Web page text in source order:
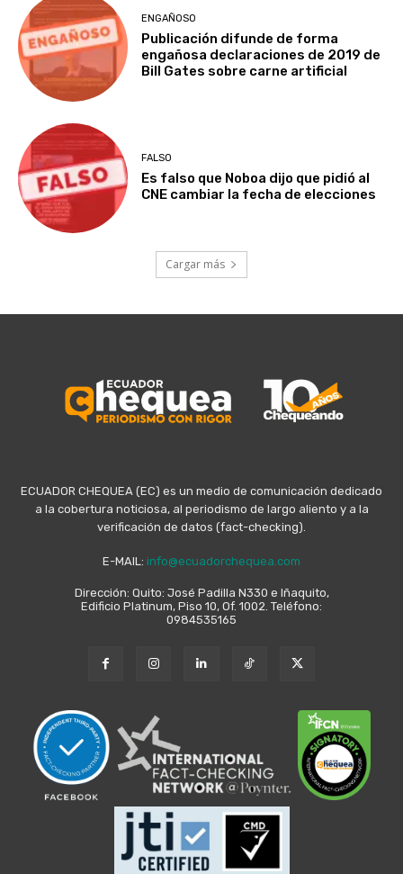
ENGAÑOSO
Publicación difunde de forma
engañosa declaraciones de 2019 de
Bill Gates sobre carne artificial
FALSO
Es falso que Noboa dijo que pidió al
CNE cambiar la fecha de elecciones
Cargar más
ECUADOR CHEQUEA (EC) es un medio de comunicación dedicado
a la cobertura noticiosa, al periodismo de largo aliento y a la
verificación de datos (fact-checking).
E-MAIL: info@ecuadorchequea.com
Dirección: Quito: José Padilla N330 e Iñaquito,
Edificio Platinum, Piso 10, Of. 1002. Teléfono:
0984535165